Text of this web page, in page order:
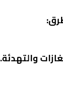
والتهدئة.